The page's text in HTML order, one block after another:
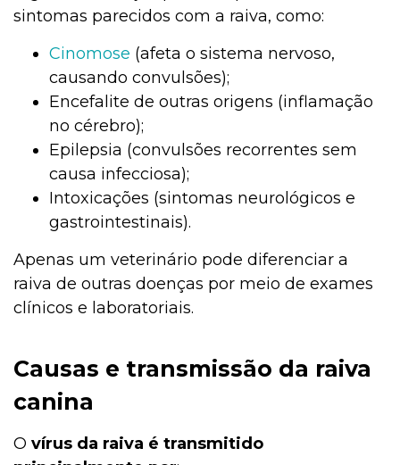
sintomas parecidos com a raiva, como:
Cinomose (afeta o sistema nervoso,
causando convulsões);
Encefalite de outras origens (inflamação
no cérebro);
Epilepsia (convulsões recorrentes sem
causa infecciosa);
Intoxicações (sintomas neurológicos e
gastrointestinais).
Apenas um veterinário pode diferenciar a
raiva de outras doenças por meio de exames
clínicos e laboratoriais.
Causas e transmissão da raiva
canina
O vírus da raiva é transmitido